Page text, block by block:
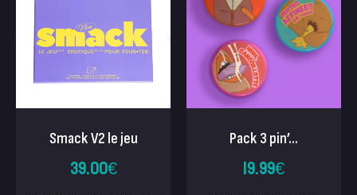
Smack V2 le jeu
39.00€
Pack 3 pin’...
19.99€